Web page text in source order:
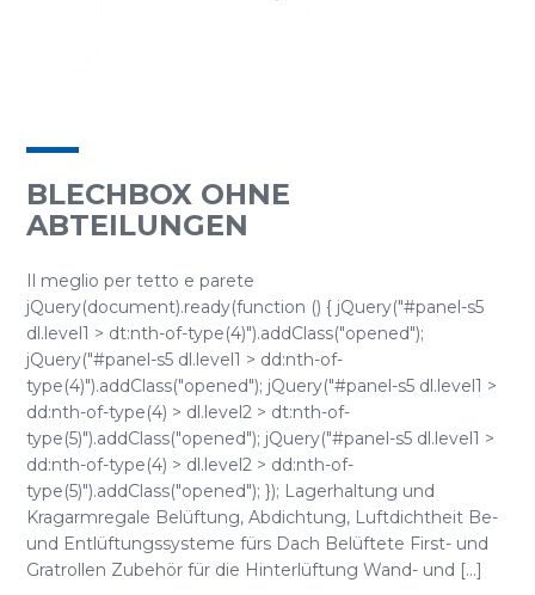
BLECHBOX OHNE
ABTEILUNGEN
Il meglio per tetto e parete
jQuery(document).ready(function () { jQuery("#panel-s5
dl.level1 > dt:nth-of-type(4)").addClass("opened");
jQuery("#panel-s5 dl.level1 > dd:nth-of-
type(4)").addClass("opened"); jQuery("#panel-s5 dl.level1 >
dd:nth-of-type(4) > dl.level2 > dt:nth-of-
type(5)").addClass("opened"); jQuery("#panel-s5 dl.level1 >
dd:nth-of-type(4) > dl.level2 > dd:nth-of-
type(5)").addClass("opened"); }); Lagerhaltung und
Kragarmregale Belüftung, Abdichtung, Luftdichtheit Be-
und Entlüftungssysteme fürs Dach Belüftete First- und
Gratrollen Zubehör für die Hinterlüftung Wand- und [...]